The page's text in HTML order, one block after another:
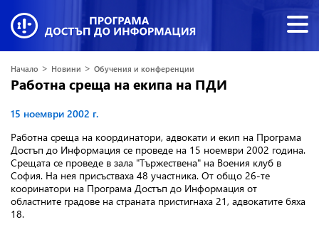
Начало > Новини > Обучения и конференции
Работна среща на екипа на ПДИ
15 ноември 2002 г.
Работна среща на координатори, адвокати и екип на Програма
Достъп до Информация се проведе на 15 ноември 2002 година.
Срещата се проведе в зала "Тържествена" на Воения клуб в
София. На нея присъстваха 48 участника. От общо 26-те
кооринатори на Програма Достъп до Информация от
областните градове на страната пристигнаха 21, адвокатите бяха
18.